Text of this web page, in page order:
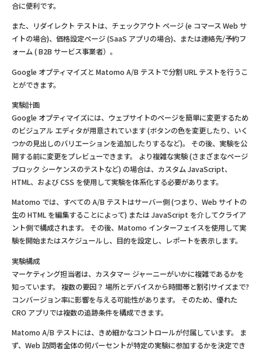
合に便利です。
また、リダイレクト テストは、チェックアウト ページ (e コマース Web サ
イトの場合)、価格設定ページ (SaaS アプリの場合)、または連絡先/予約フ
ォーム ( B2B サービス事業者）。
Google オプティマイズと Matomo A/B テストで分割 URL テストを行うこ
とができます。
実験計画
Google オプティマイズには、ウェブサイトのページを簡単に変更するため
のビジュアル エディタが用意されています (ボタンの色を変更したり、いく
つかの見出しのバリエーションを追加したりするなど)。 その後、実験を公
開する前に変更をプレビューできます。 より複雑な実験 (さまざまなページ
ブロック シーケンスのテストなど) の場合は、カスタム JavaScript、
HTML、および CSS を使用して実験を体系化する必要があります。
Matomo では、すべての A/B テストはサーバー側 (つまり、Web サイトの
生の HTML を編集することによって) または JavaScript を介してクライア
ント側で構成されます。 その後、Matomo インターフェイスを使用して実
験を開始またはスケジュールし、目的を設定し、レポートを表示します。
実験構成
マーケティング担当者は、カスタマー ジャーニーがいかに複雑であるかを
知っています。 複数の要因？ 場所とデバイスから時間帯と割引サイズまで?
コンバージョン率に影響を与える可能性があります。 そのため、優れた
CRO アプリでは複数の追跡条件を構成できます。
Matomo A/B テストには、きめ細かなコントロールが付属しています。 ま
ず、Web 訪問者全体の何パーセントが特定の実験に参加するかを決定でき